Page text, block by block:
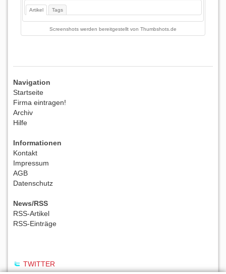
Artikel Tags
Screenshots werden bereitgestellt von Thumbshots.de
Navigation
Startseite
Firma eintragen!
Archiv
Hilfe
Informationen
Kontakt
Impressum
AGB
Datenschutz
News/RSS
RSS-Artikel
RSS-Einträge
TWITTER